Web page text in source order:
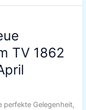
TV 1862
perfekte Gelegenheit,